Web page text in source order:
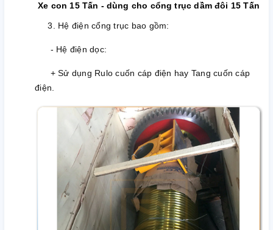
Xe con 15 Tấn - dùng cho cổng trục dầm đôi 15 Tấn
3. Hệ điện cổng trục bao gồm:
- Hệ điện dọc:
+ Sử dụng Rulo cuốn cáp điện hay Tang cuốn cáp
điện.